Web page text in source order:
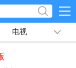
电视 排行榜